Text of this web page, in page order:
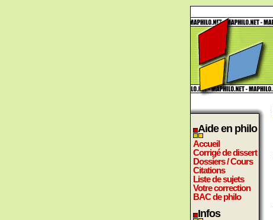
Aide en philo
Accueil
Corrigé de dissert
Dossiers / Cours
Citations
Liste de sujets
Votre correction
BAC de philo
Infos